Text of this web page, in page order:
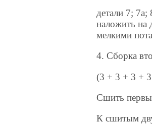
детали 7; 7а;
наложить на
мелкими
4. Сборка
(3 + 3 + 3 +
Сшить
К сшитым